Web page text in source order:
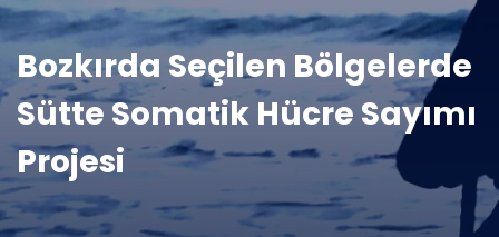
Bozkırda Seçilen Bölgelerde
Sütte Somatik Hücre Sayımı
Projesi